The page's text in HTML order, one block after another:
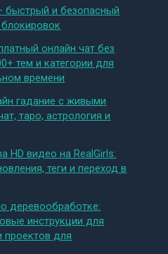
быстрый и безопасный
онлайн чат без
тем и категории для
времени
гадание с живыми
таро, астрология и
HD видео на RealGirls:
теги и переход в
деревообработке:
инструкции для
проектов для